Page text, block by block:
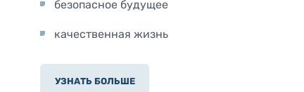
безопасное будущее
качественная жизнь
УЗНАТЬ БОЛЬШЕ